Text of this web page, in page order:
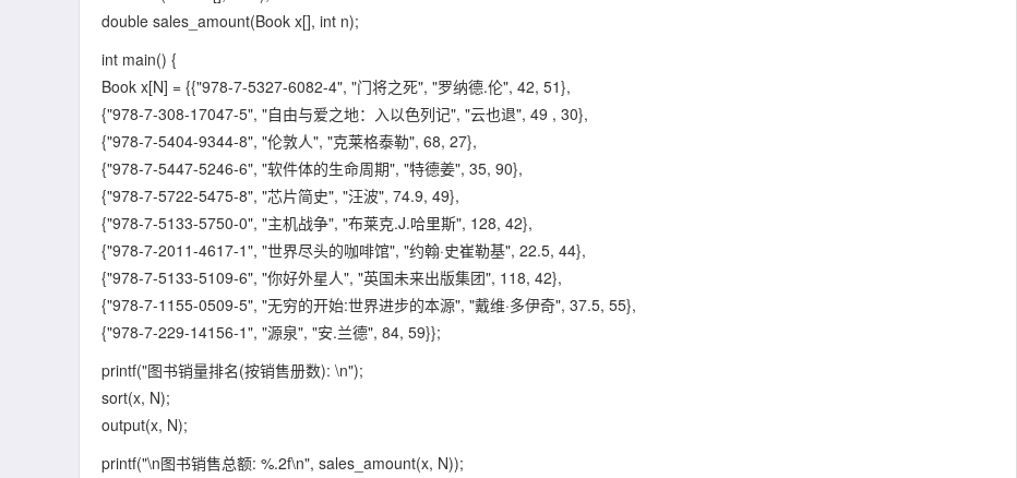
double sales_amount(Book x[], int n);
int main() {
Book x[N] = {{"978-7-5327-6082-4", "门将之死", "罗纳德.伦", 42, 51},
{"978-7-308-17047-5", "自由与爱之地：入以色列记", "云也退", 49 , 30},
{"978-7-5404-9344-8", "伦敦人", "克莱格泰勒", 68, 27},
{"978-7-5447-5246-6", "软件体的生命周期", "特德姜", 35, 90},
{"978-7-5722-5475-8", "芯片简史", "汪波", 74.9, 49},
{"978-7-5133-5750-0", "主机战争", "布莱克.J.哈里斯", 128, 42},
{"978-7-2011-4617-1", "世界尽头的咖啡馆", "约翰·史崔勒基", 22.5, 44},
{"978-7-5133-5109-6", "你好外星人", "英国未来出版集团", 118, 42},
{"978-7-1155-0509-5", "无穷的开始:世界进步的本源", "戴维·多伊奇", 37.5, 55},
{"978-7-229-14156-1", "源泉", "安.兰德", 84, 59}};
printf("图书销量排名(按销售册数): \n");
sort(x, N);
output(x, N);
printf("\n图书销售总额: %.2f\n", sales_amount(x, N));